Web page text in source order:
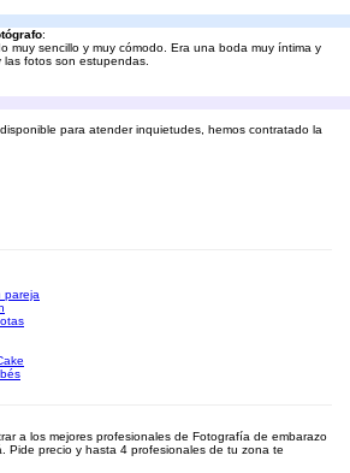
:
muy sencillo y muy cómodo. Era una boda muy íntima y
las fotos son estupendas.
para atender inquietudes, hemos contratado la
pareja
a los mejores profesionales de Fotografía de embarazo
Pide precio y hasta 4 profesionales de tu zona te